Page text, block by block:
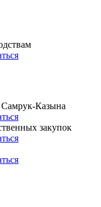
Самрук-Казына
закупок